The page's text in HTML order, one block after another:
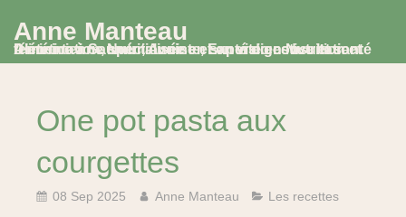
Anne Manteau
Diététicienne Nutritionniste, Experte en Nutrition et Alimentation, spécialisée en santé digestive et santé féminine à Saumur, Avoine et en visio consultation
One pot pasta aux
courgettes
08 Sep 2025 Anne Manteau Les recettes